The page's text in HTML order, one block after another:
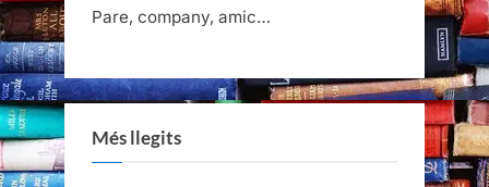
Pare, company, amic…
Més llegits